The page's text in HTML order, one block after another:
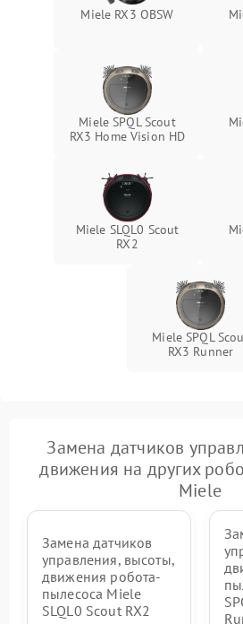
Miele RX3 OBSW
Miele SPQL Scout
RX3 Home Vision HD
Miele SLQL0 Scout
RX2
Miele SPQL
RX3 Runner
Замена датчиков
движения на других
Miele
Замена датчиков
управления, высоты,
движения робота-
пылесоса Miele
SLQL0 Scout RX2